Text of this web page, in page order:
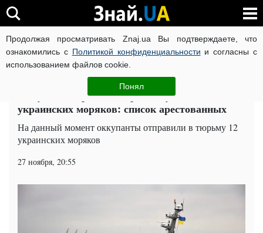
Продолжая просматривать Znaj.ua Вы подтверждаете, что
ознакомились с Политикой конфиденциальности и согласны с
использованием файлов cookie.
Понял
ВОЙНА РОССИИ ПРОТИВ УКРАИНЫ КОРОНАВИРУС В
Общество ЧИТАТИ УКРАЇНСЬКОЮ
Оккупанты бросили за решетку похищенных
украинских моряков: список арестованных
На данный момент оккупанты отправили в тюрьму 12
украинских моряков
27 ноября, 20:55